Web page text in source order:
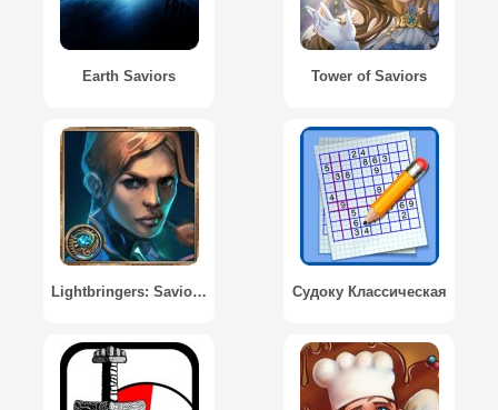
Earth Saviors Tower of Saviors
Lightbringers: Saviors of Raia Судоку Классическая